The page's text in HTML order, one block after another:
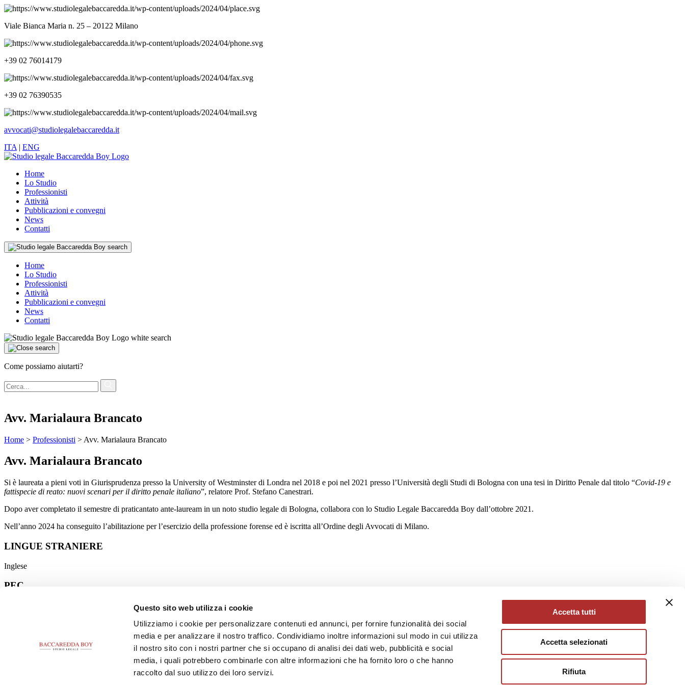
Questo sito web utilizza i cookie
Utilizziamo i cookie per personalizzare contenuti ed annunci, per fornire funzionalità dei social
media e per analizzare il nostro traffico. Condividiamo inoltre informazioni sul modo in cui utilizza
il nostro sito con i nostri partner che si occupano di analisi dei dati web, pubblicità e social
media, i quali potrebbero combinarle con altre informazioni che ha fornito loro o che hanno
raccolto dal suo utilizzo dei loro servizi.
Accetta tutti
Accetta selezionati
Rifiuta
Viale Bianca Maria n. 25 – 20122 Milano
+39 02 76014179
+39 02 76390535
avvocati@studiolegalebaccaredda.it
ITA | ENG
Home
Lo Studio
Professionisti
Attività
Pubblicazioni e convegni
News
Contatti
Home
Lo Studio
Professionisti
Attività
Pubblicazioni e convegni
News
Contatti
Come possiamo aiutarti?
Avv. Marialaura Brancato
Home > Professionisti > Avv. Marialaura Brancato
Avv. Marialaura Brancato
Si è laureata a pieni voti in Giurisprudenza presso la University of Westminster di Londra nel 2018 e poi nel 2021 presso l’Università degli Studi di Bologna con una tesi in Diritto Penale dal titolo “Covid-19 e
fattispecie di reato: nuovi scenari per il diritto penale italiano”, relatore Prof. Stefano Canestrari.
Dopo aver completato il semestre di praticantato ante-lauream in un noto studio legale di Bologna, collabora con lo Studio Legale Baccaredda Boy dall’ottobre 2021.
Nell’anno 2024 ha conseguito l’abilitazione per l’esercizio della professione forense ed è iscritta all’Ordine degli Avvocati di Milano.
LINGUE STRANIERE
Inglese
PEC